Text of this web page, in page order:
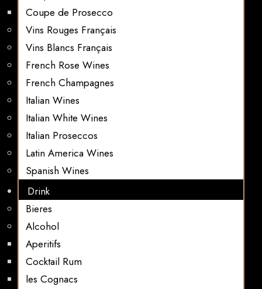
Coupe de Prosecco
Vins Rouges Français
Vins Blancs Français
French Rose Wines
French Champagnes
Italian Wines
Italian White Wines
Italian Proseccos
Latin America Wines
Spanish Wines
Drink
Bieres
Alcohol
Aperitifs
Cocktail Rum
les Cognacs